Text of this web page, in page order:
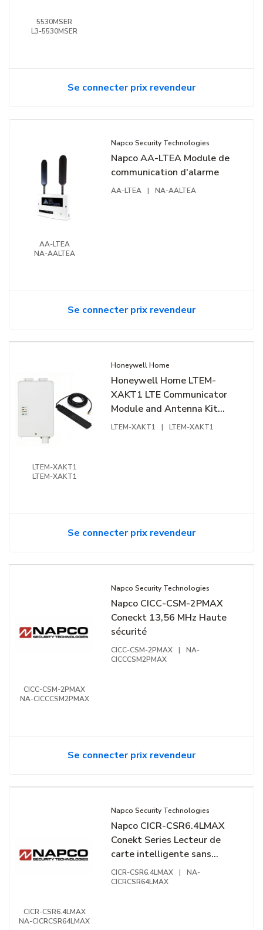
5530MSER
L3-5530MSER
Se connecter prix revendeur
AA-LTEA
NA-AALTEA
Napco Security Technologies
Napco AA-LTEA Module de
communication d'alarme
AA-LTEA | NA-AALTEA
Se connecter prix revendeur
LTEM-XAKT1
LTEM-XAKT1
Honeywell Home
Honeywell Home LTEM-
XAKT1 LTE Communicator
Module and Antenna Kit
with LTEM-XA and CELL-
LTEM-XAKT1 | LTEM-XAKT1
Se connecter prix revendeur
CICC-CSM-2PMAX
NA-CICCCSM2PMAX
Napco Security Technologies
Napco CICC-CSM-2PMAX
Coneckt 13,56 MHz Haute
sécurité
CICC-CSM-2PMAX |
NA-
CICCCSM2PMAX
Se connecter prix revendeur
CICR-CSR6.4LMAX
NA-CICRCSR64LMAX
Napco Security Technologies
Napco CICR-CSR6.4LMAX
Conekt Series Lecteur de
carte intelligente sans
contact, 13,56 MHz, prêt
pour mobile, montage mural
CICR-CSR6.4LMAX |
NA-
CICRCSR64LMAX